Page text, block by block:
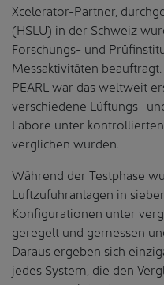
Xcelerator-Partner,
(HSLU) in der Schweiz
Forschungs- und
Messaktivitäten
PEARL war das weltweit
verschiedene Lüftungs-
Labore unter
verglichen wurden.
Während der Testphase
Luftzufuhranlagen in
Konfigurationen unter
geregelt und gemessen
Daraus ergeben sich
jedes System, die den